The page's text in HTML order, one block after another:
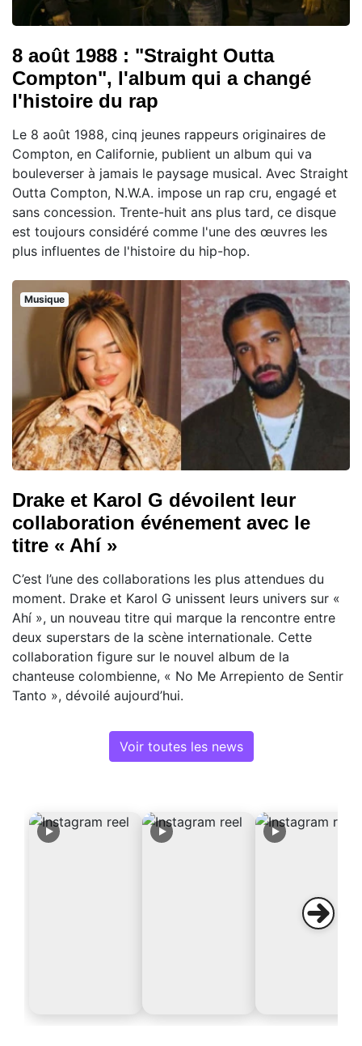
8 août 1988 : "Straight Outta
Compton", l'album qui a changé
l'histoire du rap
Le 8 août 1988, cinq jeunes rappeurs originaires de
Compton, en Californie, publient un album qui va
bouleverser à jamais le paysage musical. Avec Straight
Outta Compton, N.W.A. impose un rap cru, engagé et
sans concession. Trente-huit ans plus tard, ce disque
est toujours considéré comme l'une des œuvres les
plus influentes de l'histoire du hip-hop.
Musique
Drake et Karol G dévoilent leur
collaboration événement avec le
titre « Ahí »
C’est l’une des collaborations les plus attendues du
moment. Drake et Karol G unissent leurs univers sur «
Ahí », un nouveau titre qui marque la rencontre entre
deux superstars de la scène internationale. Cette
collaboration figure sur le nouvel album de la
chanteuse colombienne, « No Me Arrepiento de Sentir
Tanto », dévoilé aujourd’hui.
Voir toutes les news